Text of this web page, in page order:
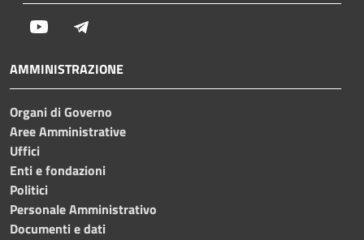
Youtube
AMMINISTRAZIONE
Organi di Governo
Aree Amministrative
Uffici
Enti e fondazioni
Politici
Personale Amministrativo
Documenti e dati